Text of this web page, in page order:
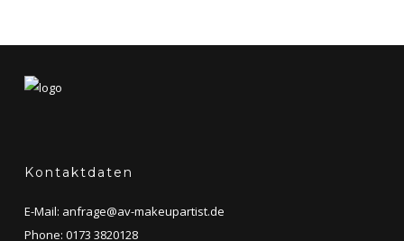
Kontaktdaten
E-Mail: anfrage@av-makeupartist.de
Phone: 0173 3820128